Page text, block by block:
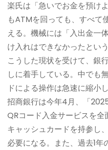
楽氏は「急いでお金を預け
もATMを回っても、すべて
える。機械には「入出金一
け入れはできなかったという
こうした現状を受けて、銀
しに着手している。中でも
ドによる操作は急速に縮小し
招商銀行は今年4月、「
QRコード入金サービスを
キャッシュカードを持参し
必要になる。また、過去1